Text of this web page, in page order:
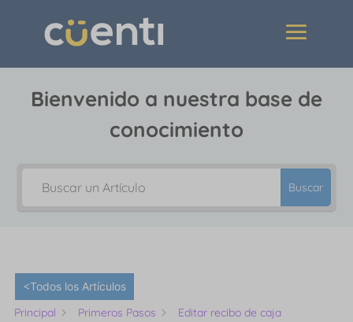
Bienvenido a nuestra base de
conocimiento
Buscar
<Todos los Artículos
Principal Primeros Pasos
Editar recibo de caja